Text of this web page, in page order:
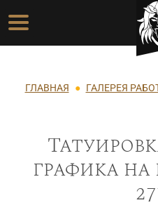
Перейти к основному
Основная
Строка
ГЛАВНАЯ ГАЛЕРЕЯ
графика на